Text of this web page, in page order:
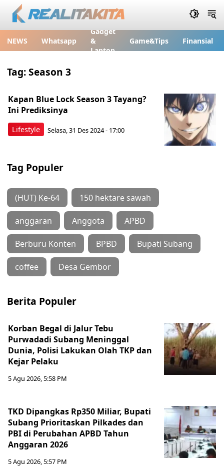
NEWS Whatsapp
Gadget
&
Laptop
Game&Tips Finansial
Tag:Season 3
Lifestyle
Kapan Blue Lock Season 3 Tayang?
Ini Prediksinya
Selasa, 31 Des 2024 - 17:00
Tag Populer
(HUT) Ke-64 150 hektare sawah
anggaran Anggota APBD
Berburu Konten BPBD Bupati Subang
coffee Desa Gembor
Berita Populer
Korban Begal di Jalur Tebu
Purwadadi Subang Meninggal
Dunia, Polisi Lakukan Olah TKP dan
Kejar Pelaku
5 Agu 2026, 5:58 PM
TKD Dipangkas Rp350 Miliar, Bupati
Subang Prioritaskan Pilkades dan
PBI di Perubahan APBD Tahun
Anggaran 2026
5 Agu 2026, 5:57 PM